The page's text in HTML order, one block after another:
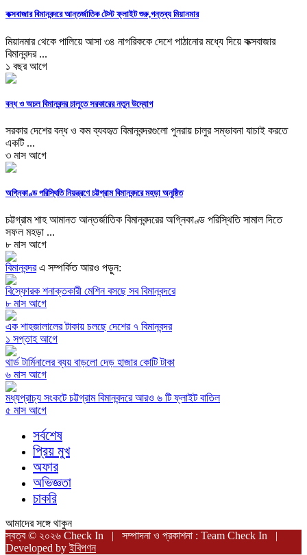
কক্সবাজার বিমানবন্দরে আন্তর্জাতিক টেস্ট ফ্লাইট শুরু,গন্তব্য মিয়ানমার
মিয়ানমার থেকে পালিয়ে আসা ৩৪ নাগরিককে দেশে পাঠানোর মধ্যে দিয়ে কক্সবাজার
বিমানবন্দর ...
১ বছর আগে
বন্ধ ও অচল বিমানবন্দর চালুতে সরকারের নতুন উদ্যোগ
সরকার দেশের বন্ধ ও কম ব্যবহৃত বিমানবন্দরগুলো পুনরায় চালুর সম্ভাবনা যাচাই করতে
একটি ...
৩ মাস আগে
অগ্নিকাণ্ড পরিস্থিতি নিয়ন্ত্রণে চট্টগ্রাম বিমানবন্দরে মহড়া অনুষ্ঠিত
চট্টগ্রাম শাহ আমানত আন্তর্জাতিক বিমানবন্দরের অগ্নিকাণ্ড পরিস্থিতি সামাল দিতে
সফল মহড়া ...
৮ মাস আগে
বিমানবন্দরএ সম্পর্কিত আরও পড়ুন:
বিস্ফোরক শনাক্তকারী মেশিন বসছে সব বিমানবন্দরে
৮ মাস আগে
এক শাহজালালের টাকায় চলছে দেশের ৭ বিমানবন্দর
১ সপ্তাহ আগে
থার্ড টার্মিনালের ব্যয় বাড়লো দেড় হাজার কোটি টাকা
৬ মাস আগে
মধ্যপ্রাচ্য সংকটে চট্টগ্রাম বিমানবন্দরে আরও ৬ টি ফ্লাইট বাতিল
৫ মাস আগে
সর্বশেষ
প্রিয় মুখ
অফার
অভিজ্ঞতা
চাকরি
আমাদের সঙ্গে থাকুন
স্বত্ব © ২০২৬ Check In | সম্পাদনা ও প্রকাশনা : Team Check In |
Developed byইবিপণন